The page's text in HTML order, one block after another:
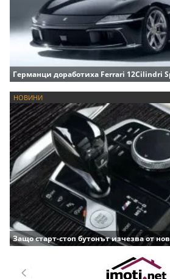
Германци доработиха Ferrari 12Cilindri
НОВИНИ
Защо старт-стоп бутонът изчезва от